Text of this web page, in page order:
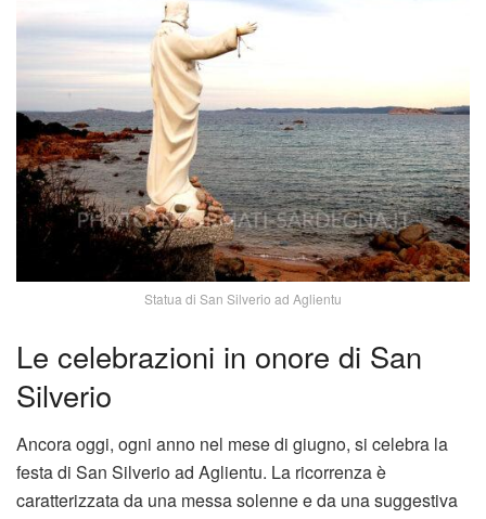
Statua di San Silverio ad Aglientu
Le celebrazioni in onore di San
Silverio
Ancora oggi, ogni anno nel mese di giugno, si celebra la
festa di San Silverio ad Aglientu. La ricorrenza è
caratterizzata da una messa solenne e da una suggestiva